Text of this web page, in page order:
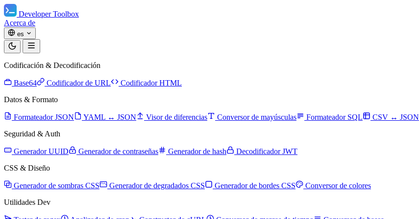
Developer Toolbox
Acerca de
es
Codificación & Decodificación
Base64 Codificador de URL
Codificador HTML
Datos & Formato
Formateador JSON YAML ↔ JSON Visor de diferencias Conversor de mayúsculas Formateador SQL
CSV ↔ JSON
Seguridad & Auth
Generador UUID Generador de contraseñas Generador de hash
Decodificador JWT
CSS & Diseño
Generador de sombras CSS Generador de degradados CSS Generador de bordes CSS
Conversor de colores
Utilidades Dev